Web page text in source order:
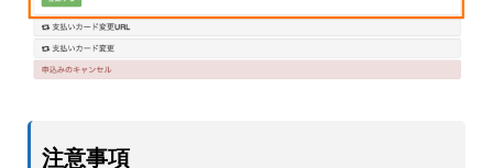
注意事項